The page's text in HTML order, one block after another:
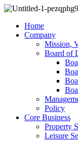
Home
Company
Mission,
Board of
Policy
Core Business
Property
Leisure